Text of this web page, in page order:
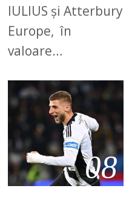
IULIUS și Atterbury
Europe, în
valoare…
08